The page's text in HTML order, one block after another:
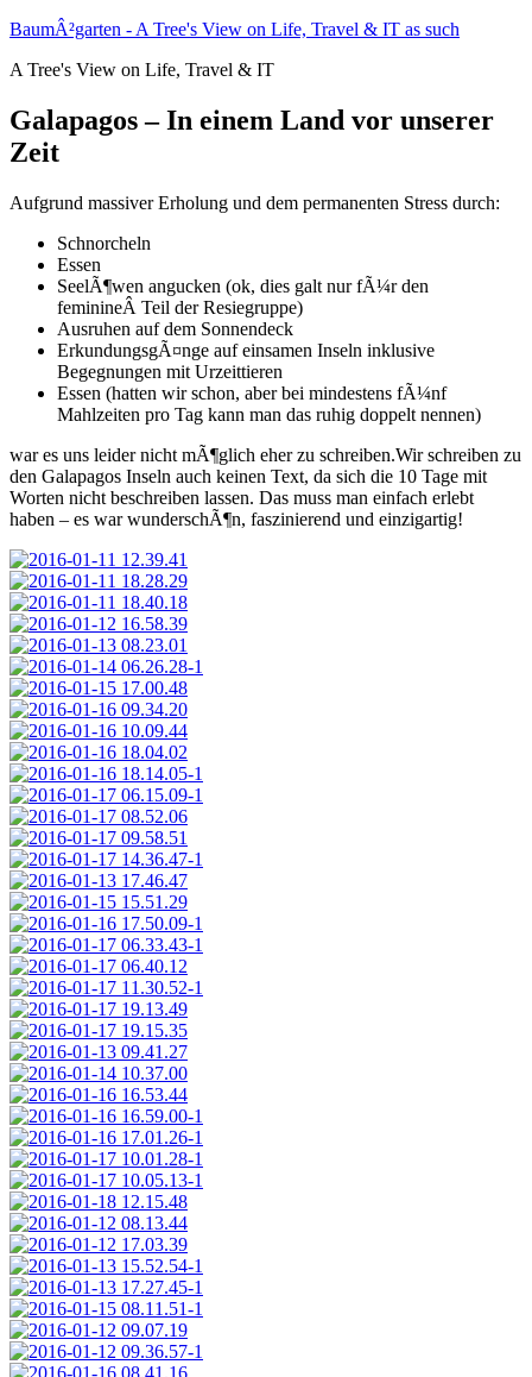
Zum
springen
BaumÂ²garten - A Tree's View on Life, Travel & IT as such
A Tree's View on Life, Travel & IT
Galapagos – In einem Land vor unserer
Zeit
Aufgrund massiver Erholung und dem permanenten Stress durch:
Schnorcheln
Essen
SeelÃ¶wen angucken (ok, dies galt nur fÃ¼r den
feminineÂ Teil der Resiegruppe)
Ausruhen auf dem Sonnendeck
ErkundungsgÃ¤nge auf einsamen Inseln inklusive
Begegnungen mit Urzeittieren
Essen (hatten wir schon, aber bei mindestens fÃ¼nf
Mahlzeiten pro Tag kann man das ruhig doppelt nennen)
war es uns leider nicht mÃ¶glich eher zu schreiben.Wir schreiben zu
den Galapagos Inseln auch keinen Text, da sich die 10 Tage mit
Worten nicht beschreiben lassen. Das muss man einfach erlebt
haben – es war wunderschÃ¶n, faszinierend und einzigartig!